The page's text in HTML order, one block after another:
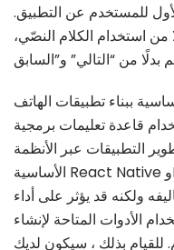
للمستخدم عن التطبيق.
من استخدام الكلام النصّي،
ببناء تطبيقات الهاتف
قاعدة تعليمات برمجية
التطبيقات عبر الأنظمة
الأساسية React Native وFlutter وXamarin. يقلل هذا
ولكنه قد يؤثر على أداء
الأدوات المتاحة لإنشاء
بذلك ، سيكون لديك